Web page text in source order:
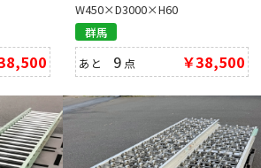
W450×D3000×H60
群馬
あと 9 点 ￥38,500